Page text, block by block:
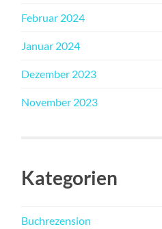
Februar 2024
Januar 2024
Dezember 2023
November 2023
Kategorien
Buchrezension